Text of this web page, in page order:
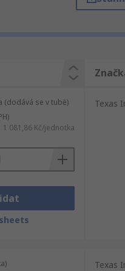
snad Texas
(dodává se v tubě)
1 081,86 Kč/jednotka
Texas
Texas